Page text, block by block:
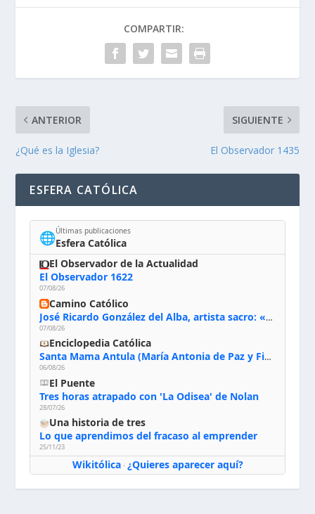
COMPARTIR:
ANTERIOR
¿Qué es la Iglesia?
SIGUIENTE
El Observador 1435
ESFERA CATÓLICA
🌐Últimas publicaciones
Esfera Católica
El Observador de la Actualidad
El Observador 1622
07/08/26
Camino Católico
José Ricardo González del Alba, artista sacro: «Yo oro, hablo con Dios, le pido al Espíritu Santo su inspiración y siempre pinto rezando el rosario para que sea Él quien actúe a través de mis manos»
07/08/26
Enciclopedia Católica
Santa Mama Antula (María Antonia de Paz y Figueroa)
06/08/26
El Puente
Tres horas atrapado con 'La Odisea' de Nolan
28/07/26
Una historia de tres
Lo que aprendimos del fracaso al emprender
25/11/23
Wikitólica· ¿Quieres aparecer aquí?